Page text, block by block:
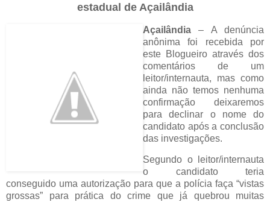
estadual de Açailândia
Açailândia – A denúncia
anônima foi recebida por
este Blogueiro através dos
comentários de um
leitor/internauta, mas como
ainda não temos nenhuma
confirmação deixaremos
para declinar o nome do
candidato após a conclusão
das investigações.
Segundo o leitor/internauta
o candidato teria
conseguido uma autorização para que a polícia faça “vistas
grossas” para prática do crime que já quebrou muitas